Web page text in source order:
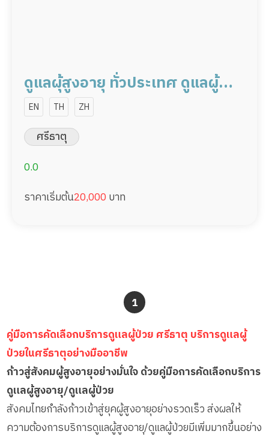
ดูแลผุ้สูงอายุ ทั่วประเทศ ดูแลผู้
ป่วย 20,000/เดือน มืออาชีพ ได้
ภาษา รับต่างชาติ
EN TH ZH
ศรีธาตุ
0.0
ราคาเริ่มต้น20,000 บาท
1
คู่มือการคัดเลือกบริการดูแลผู้ป่วย ศรีธาตุ บริการดูแลผู้
ป่วยในศรีธาตุอย่างมืออาชีพ
ก้าวสู่สังคมผู้สูงอายุอย่างมั่นใจ ด้วยคู่มือการคัดเลือกบริการ
ดูแลผู้สูงอายุ/ดูแลผู้ป่วย
สังคมไทยกำลังก้าวเข้าสู่ยุคผู้สูงอายุอย่างรวดเร็ว ส่งผลให้
ความต้องการบริการดูแลผู้สูงอายุ/ดูแลผู้ป่วยมีเพิ่มมากขึ้นอย่าง